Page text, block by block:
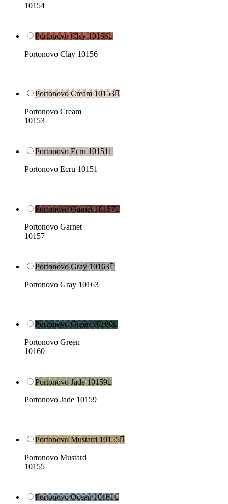
10154
Portonovo Clay 10156
Portonovo Clay 10156
Portonovo Cream 10153
Portonovo Cream
10153
Portonovo Ecru 10151
Portonovo Ecru 10151
Portonovo Garnet 10157
Portonovo Garnet
10157
Portonovo Gray 10163
Portonovo Gray 10163
Portonovo Green 10160
Portonovo Green
10160
Portonovo Jade 10159
Portonovo Jade 10159
Portonovo Mustard 10155
Portonovo Mustard
10155
Portonovo Ocean 10161